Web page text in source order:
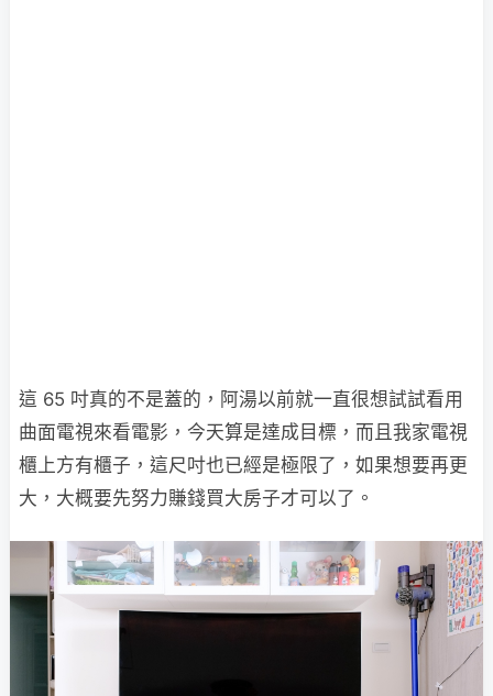
這 65 吋真的不是蓋的，阿湯以前就一直很想試試看用
曲面電視來看電影，今天算是達成目標，而且我家電視
櫃上方有櫃子，這尺吋也已經是極限了，如果想要再更
大，大概要先努力賺錢買大房子才可以了。